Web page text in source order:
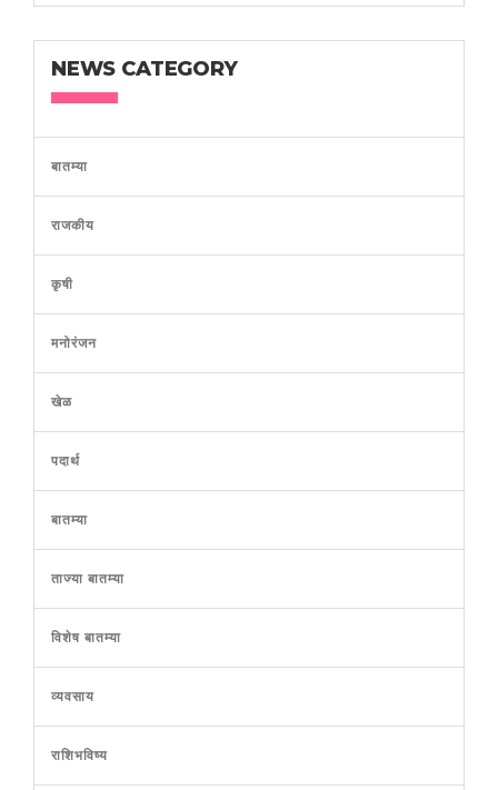
NEWS CATEGORY
बातम्या
राजकीय
कृषी
मनोरंजन
खेळ
पदार्थ
बातम्या
ताज्या बातम्या
विशेष बातम्या
व्यवसाय
राशिभविष्य